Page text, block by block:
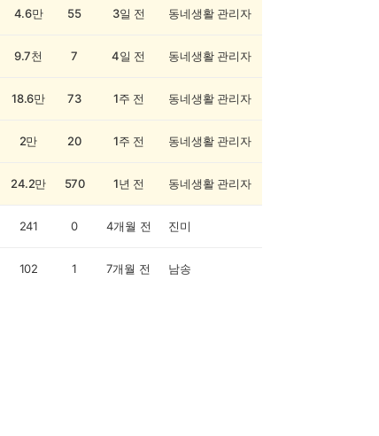
4.6만 55 3일 전 동네생활 관리자
9.7천 7 4일 전 동네생활 관리자
18.6만 73 1주 전 동네생활 관리자
2만 20 1주 전 동네생활 관리자
24.2만 570 1년 전 동네생활 관리자
241 0 4개월 전 진미
102 1 7개월 전 남송